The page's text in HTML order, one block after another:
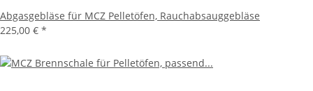
Abgasgebläse für MCZ Pelletöfen, Rauchabsauggebläse
225,00 € *